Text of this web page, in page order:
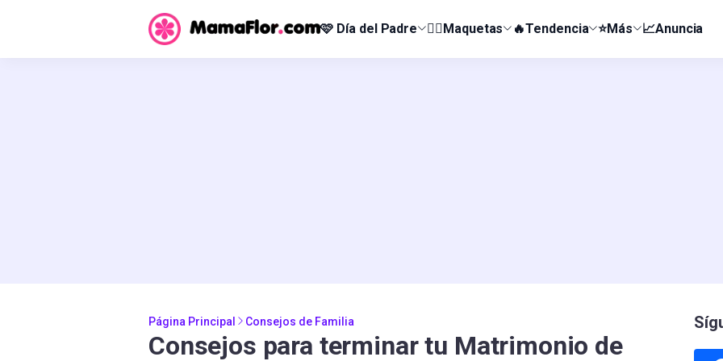
🩷 Día del Padre 👰‍♀️Maquetas 🔥Tendencia ⭐Más 📈Anuncia
Página Principal Consejos de Familia
Consejos para terminar tu Matrimonio de